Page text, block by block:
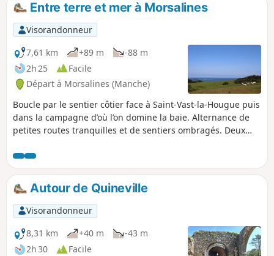
Entre terre et mer à Morsalines
Visorandonneur
7,61 km
+89 m
-88 m
2h 25
Facile
Départ à Morsalines (Manche)
Boucle par le sentier côtier face à Saint-Vast-la-Hougue puis
dans la campagne d’où l’on domine la baie. Alternance de
petites routes tranquilles et de sentiers ombragés. Deux
nous font remonter aux périodes où la baie était le lieu de
conflits navals.
Autour de Quineville
Visorandonneur
8,31 km
+40 m
-43 m
2h 30
Facile